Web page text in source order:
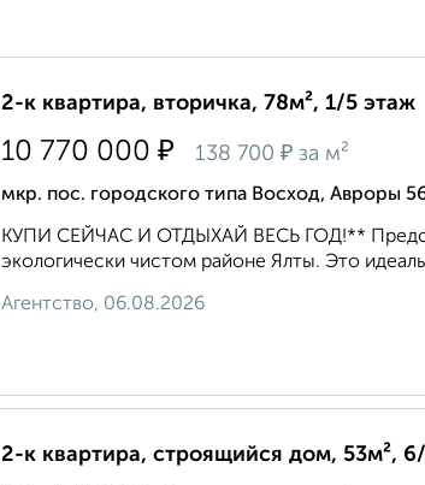
2-к квартира, вторичка, 78м², 1/5 этаж
10 770 000 ₽ 138 700 ₽ за м²
мкр. пос. городского типа Восход, Авроры
КУПИ СЕЙЧАС И ОТДЫХАЙ ВЕСЬ ГОД!**
экологически чистом районе Ялты. Это
Агентство, 06.08.2026
2-к квартира, строящийся дом, 53м²,